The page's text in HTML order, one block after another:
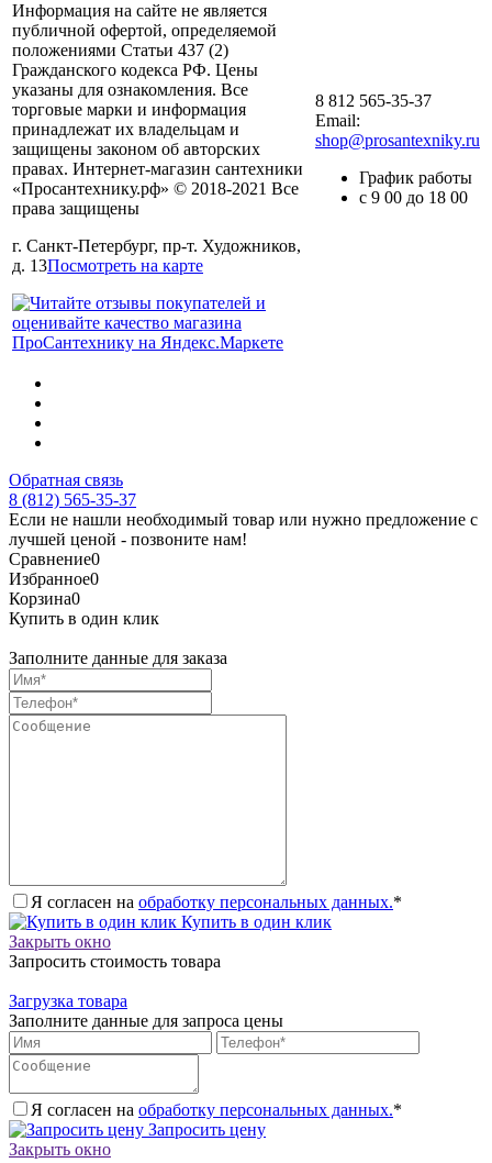
Информация на сайте не является
публичной офертой, определяемой
положениями Статьи 437 (2)
Гражданского кодекса РФ. Цены
указаны для ознакомления. Все
торговые марки и информация
принадлежат их владельцам и
защищены законом об авторских
правах. Интернет-магазин сантехники
«Просантехнику.рф» © 2018-2021 Все
права защищены
г. Санкт-Петербург, пр-т. Художников,
д. 13Посмотреть на карте
8 812 565-35-37
Email:
shop@prosantexniky.ru
График работы
с 9 00 до 18 00
Обратная связь
8 (812) 565-35-37
Если не нашли необходимый товар или нужно предложение с
лучшей ценой - позвоните нам!
Сравнение0
Избранное0
Корзина0
Купить в один клик
Заполните данные для заказа
Я согласен на обработку персональных данных.*
Купить в один клик
Закрыть окно
Запросить стоимость товара
Загрузка товара
Заполните данные для запроса цены
Я согласен на обработку персональных данных.*
Запросить цену
Закрыть окно